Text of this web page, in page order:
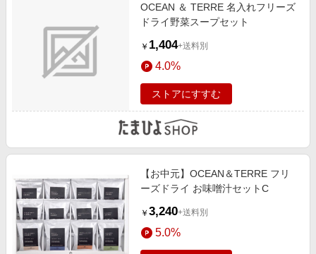
OCEAN ＆ TERRE 名入れフリーズ
ドライ野菜スープセット
￥ 1,404+送料別
4.0%
ストアにすすむ
【お中元】OCEAN＆TERRE フリ
ーズドライ お味噌汁セットC
￥ 3,240+送料別
5.0%